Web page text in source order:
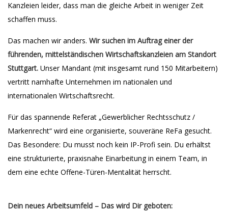
Kanzleien leider, dass man die gleiche Arbeit in weniger Zeit
schaffen muss.
Das machen wir anders. Wir suchen im Auftrag einer der
führenden, mittelständischen Wirtschaftskanzleien am Standort
Stuttgart. Unser Mandant (mit insgesamt rund 150 Mitarbeitern)
vertritt namhafte Unternehmen im nationalen und
internationalen Wirtschaftsrecht.
Für das spannende Referat „Gewerblicher Rechtsschutz /
Markenrecht“ wird eine organisierte, souveräne ReFa gesucht.
Das Besondere: Du musst noch kein IP-Profi sein. Du erhältst
eine strukturierte, praxisnahe Einarbeitung in einem Team, in
dem eine echte Offene-Türen-Mentalität herrscht.
Dein neues Arbeitsumfeld – Das wird Dir geboten: